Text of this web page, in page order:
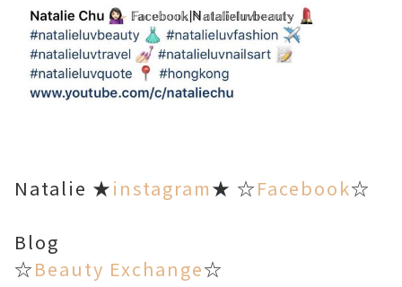
Natalie ★instagram★ ☆Facebook☆
Blog
☆Beauty Exchange☆